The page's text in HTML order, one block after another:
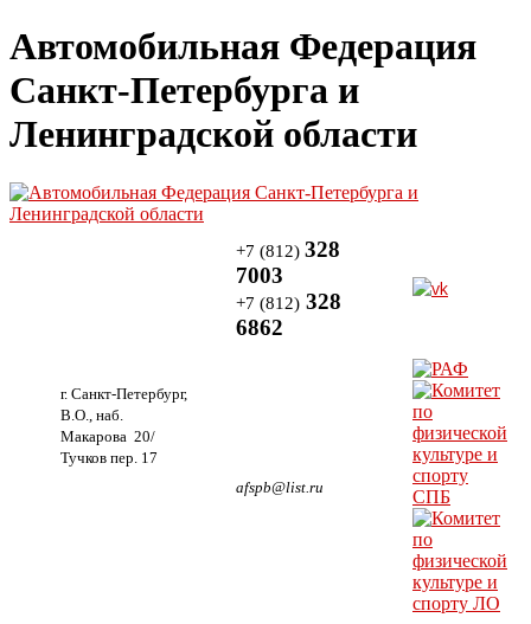
Автомобильная Федерация
Санкт-Петербурга и
Ленинградской области
г. Санкт-Петербург,
В.О., наб.
Макарова 20/
Тучков пер. 17
+7 (812) 328
7003
+7 (812) 328
6862
afspb@list.ru